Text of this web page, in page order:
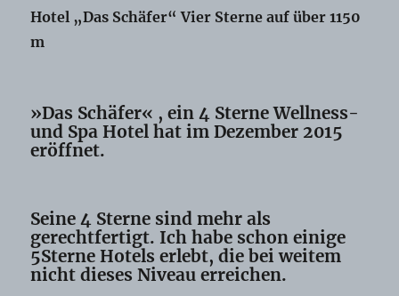
Hotel „Das Schäfer“ Vier Sterne auf über 1150
m
»Das Schäfer« , ein 4 Sterne Wellness-
und Spa Hotel hat im Dezember 2015
eröffnet.
Seine 4 Sterne sind mehr als
gerechtfertigt. Ich habe schon einige
5Sterne Hotels erlebt, die bei weitem
nicht dieses Niveau erreichen.